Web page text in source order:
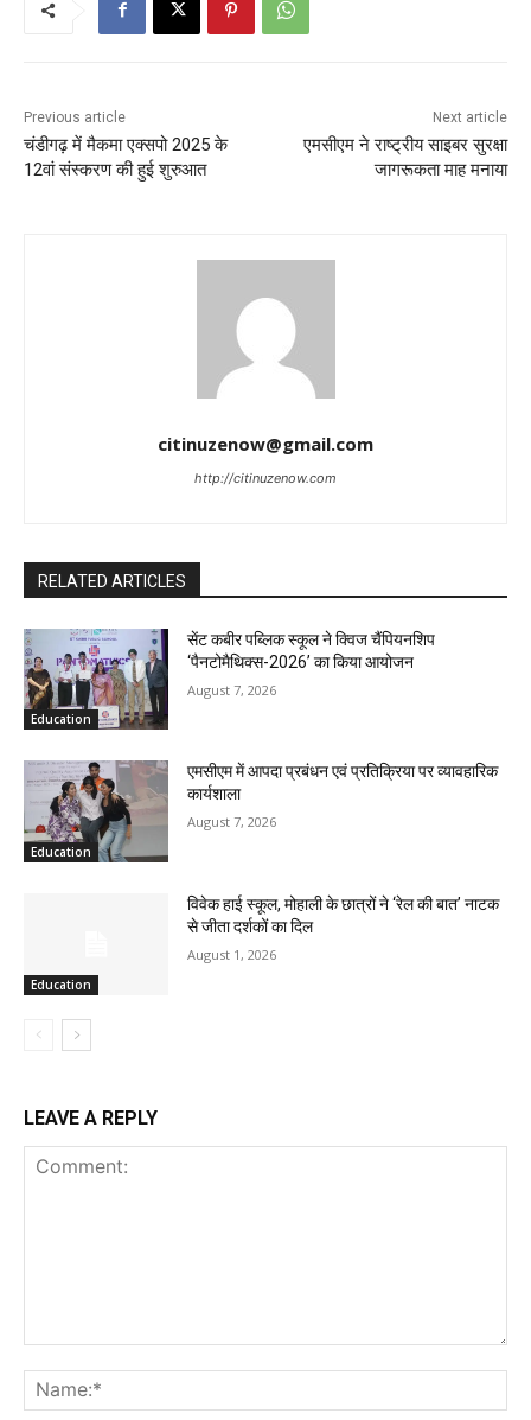
Previous article
चंडीगढ़ में मैकमा एक्सपो 2025 के
12वां संस्करण की हुई शुरुआत
Next article
एमसीएम ने राष्ट्रीय साइबर सुरक्षा
जागरूकता माह मनाया
citinuzenow@gmail.com
http://citinuzenow.com
RELATED ARTICLES
Education
सेंट कबीर पब्लिक स्कूल ने क्विज चैंपियनशिप
‘पैनटोमैथिक्स-2026’ का किया आयोजन
August 7, 2026
Education
एमसीएम में आपदा प्रबंधन एवं प्रतिक्रिया पर व्यावहारिक
कार्यशाला
August 7, 2026
Education
विवेक हाई स्कूल, मोहाली के छात्रों ने ‘रेल की बात’ नाटक
से जीता दर्शकों का दिल
August 1, 2026
LEAVE A REPLY